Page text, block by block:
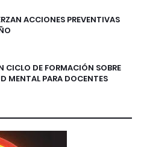
ACCIONES PREVENTIVAS
CICLO DE FORMACIÓN SOBRE
MENTAL PARA DOCENTES